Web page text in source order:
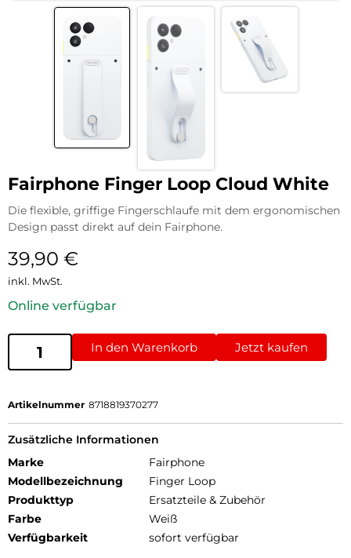
Fairphone Finger Loop Cloud White
Die flexible, griffige Fingerschlaufe mit dem ergonomischen
Design passt direkt auf dein Fairphone.
39,90 €
inkl. MwSt.
Online verfügbar
In den Warenkorb Jetzt kaufen
Artikelnummer 8718819370277
Zusätzliche Informationen
Marke
Fairphone
Modellbezeichnung
Finger Loop
Produkttyp
Ersatzteile & Zubehör
Farbe
Weiß
Verfügbarkeit
sofort verfügbar